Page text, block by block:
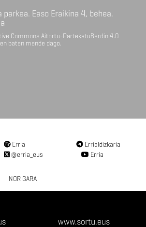
parkea. Easo Eraikina 4, behea.
Commons Aitortu-PartekatuBerdin 4.0
baten mende dago.
Erria
Errialdizkaria
@erria_eus Erria
NOR GARA
www.sortu.eus